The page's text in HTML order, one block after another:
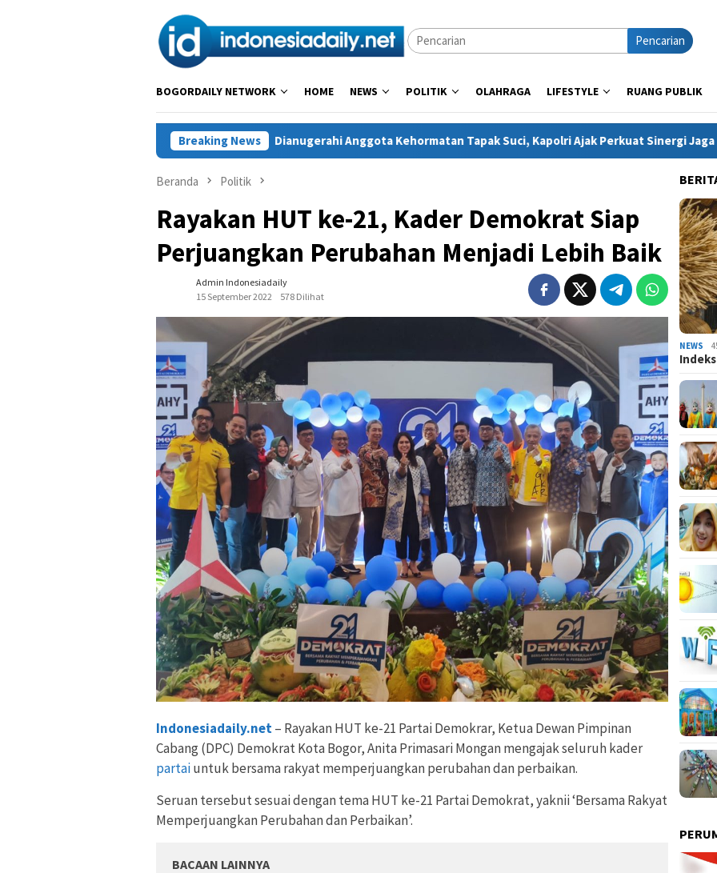
Pencarian
BOGORDAILY NETWORK HOME NEWS POLITIK OLAHRAGA LIFESTYLE RUANG PUBLIK
Breaking News
Dianugerahi Anggota Kehormatan Tapak Suci, Kapolri Ajak Perkuat Sinergi Jaga Generasi Muda dan
Beranda Politik
Rayakan HUT ke-21, Kader Demokrat Siap
Perjuangkan Perubahan Menjadi Lebih Baik
Admin Indonesiadaily
15 September 2022
578 Dilihat
Indonesiadaily.net– Rayakan HUT ke-21 Partai Demokrar, Ketua Dewan Pimpinan
Cabang (DPC) Demokrat Kota Bogor, Anita Primasari Mongan mengajak seluruh kader
partaiuntuk bersama rakyat memperjuangkan perubahan dan perbaikan.
Seruan tersebut sesuai dengan tema HUT ke-21 Partai Demokrat, yaknii ‘Bersama Rakyat
Memperjuangkan Perubahan dan Perbaikan’.
BACAAN LAINNYA
NEWS